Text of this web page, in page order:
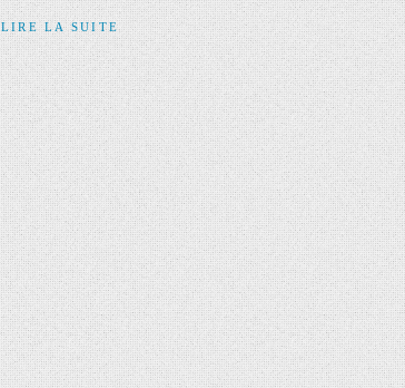
LIRE LA SUITE